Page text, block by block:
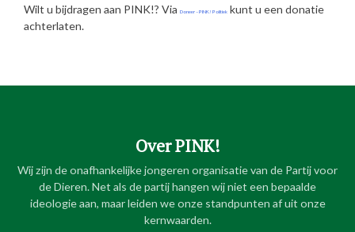
Wilt u bijdragen aan PINK!? Via Doneer – PINK! Politiek kunt u een donatie
achterlaten.
Over PINK!
Wij zijn de onafhankelijke jongeren organisatie van de Partij voor
de Dieren. Net als de partij hangen wij niet een bepaalde
ideologie aan, maar leiden we onze standpunten af uit onze
kernwaarden.